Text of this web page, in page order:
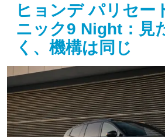
ヒョンデ パリセー
ニック9 Night：見
く、機構は同じ